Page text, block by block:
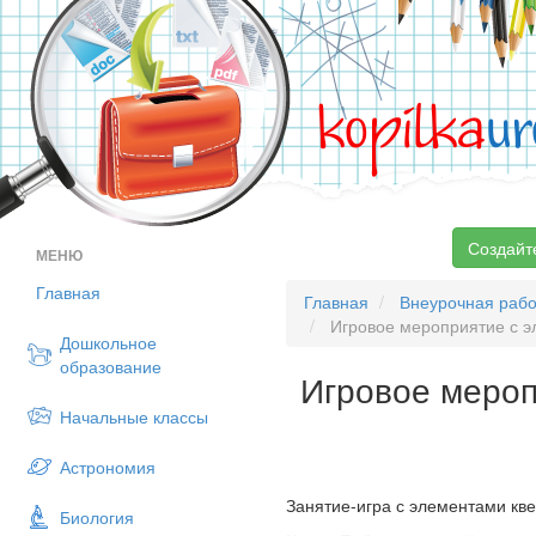
kopilka
МЕНЮ
Главная
Дошкольное
образование
Начальные классы
Астрономия
Биология
Главная Внеурочная
Игровое мероприятие с
Игровое
Занятие-игра с элементами